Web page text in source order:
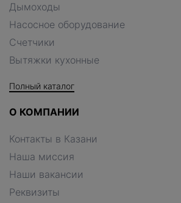
Дымоходы
Насосное оборудование
Счетчики
Вытяжки кухонные
Полный каталог
О КОМПАНИИ
Контакты в Казани
Наша миссия
Наши вакансии
Реквизиты